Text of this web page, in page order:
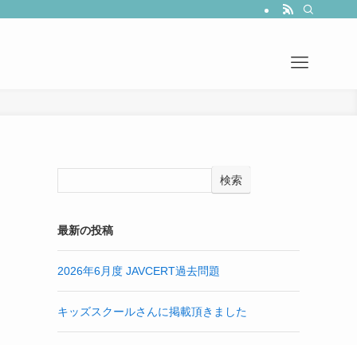
検索
最新の投稿
2026年6月度 JAVCERT過去問題
キッズスクールさんに掲載頂きました